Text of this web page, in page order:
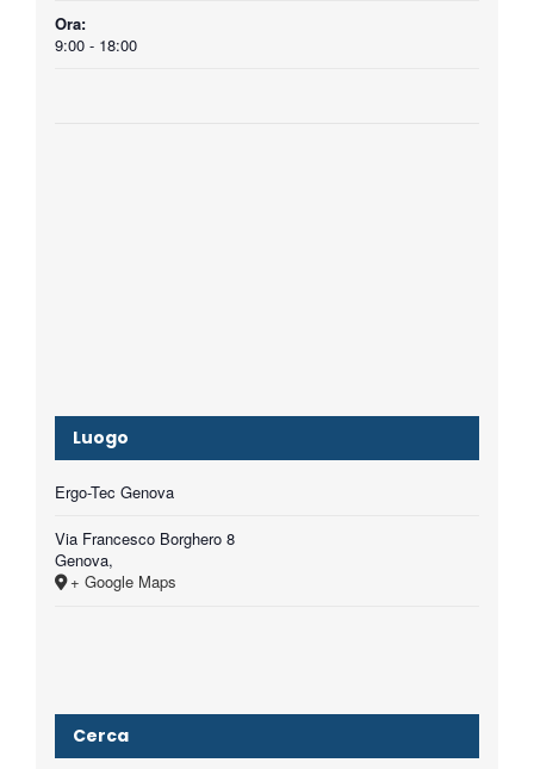
Ora:
9:00 - 18:00
Luogo
Ergo-Tec Genova
Via Francesco Borghero 8
Genova,
+ Google Maps
Cerca